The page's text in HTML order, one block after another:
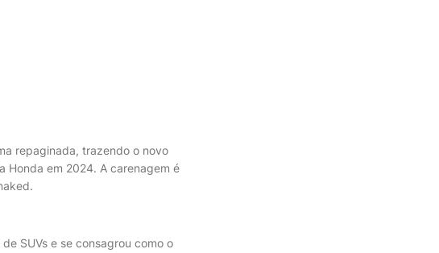
repaginada, trazendo o novo
Honda em 2024. A carenagem é
SUVs e se consagrou como o